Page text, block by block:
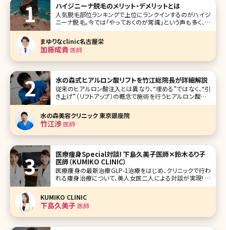
ハイジニーナ脱毛のメリット・デメリットとは
人気脱毛部位ランキングで上位にランクインするのがハイジ
ニーナ脱毛。今では「やっておくのが常識」という声も多く、ハ
イジニーナ脱毛に興味を持つ人が増えているといいます。 こ
こでは、ハイジニーナ脱毛についてよく知らないという人のた
めに、ハイジニーナ脱毛の基本情報のほか、やっておくことの
メリット、どこで受
まゆりなclinic名古屋栄
加藤成貴医師
水の森式ヒアルロン酸リフトを竹江総院長が詳細解説
従来のヒアルロン酸注入とは異なり、“埋める”ではなく、“引
き上げ”（リフトアップ）の概念で施術を行うヒアルロン酸リフ
ト。現在テレビや雑誌でも取り上げられ、注目されています。
水の森美容外科総院長の竹江先生にヒアルロン酸リフトに
ついて、他のエイジング治療との比較もまじえながら、わかり
やすく解説していただ
水の森美容クリニック 東京銀座院
竹江渉医師
医療痩身Special対談! 下島久美子医師✕鈴木るり子
医師（KUMIKO CLINIC）
医療痩身の最新治療GLP-1治療をはじめ、クリニックで行わ
れる痩身治療について、美人女医二人による対談が実現! 今
や痩身機器治療の要となるクールスカルプティングをいち早
楽町にあるKUMIKO CLINICの下島久美子院長先生と鈴木る
り子先生に最
KUMIKO CLINIC
下島久美子医師